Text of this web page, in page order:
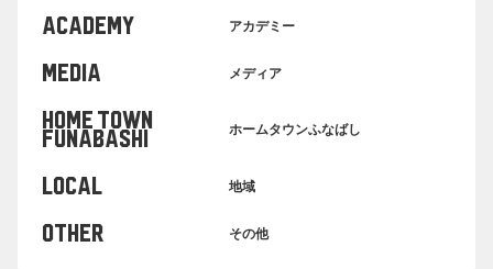
ACADEMY アカデミー
MEDIA メディア
HOME TOWN
FUNABASHI ホームタウンふなばし
LOCAL 地域
OTHER その他